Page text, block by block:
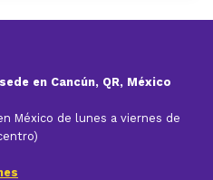
en Cancún, QR, México
México de lunes a viernes de